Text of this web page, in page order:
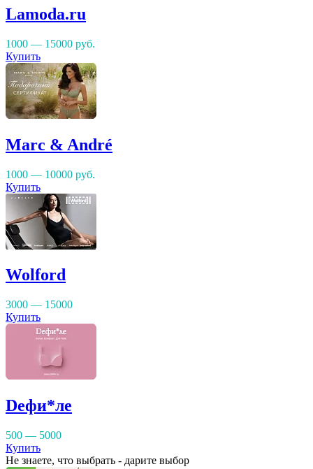
Lamoda.ru
1000 — 15000 руб.
Купить
Marc & André
1000 — 10000 руб.
Купить
Wolford
3000 — 15000
Купить
Dефи*ле
500 — 5000
Купить
Не знаете, что выбрать - дарите выбор